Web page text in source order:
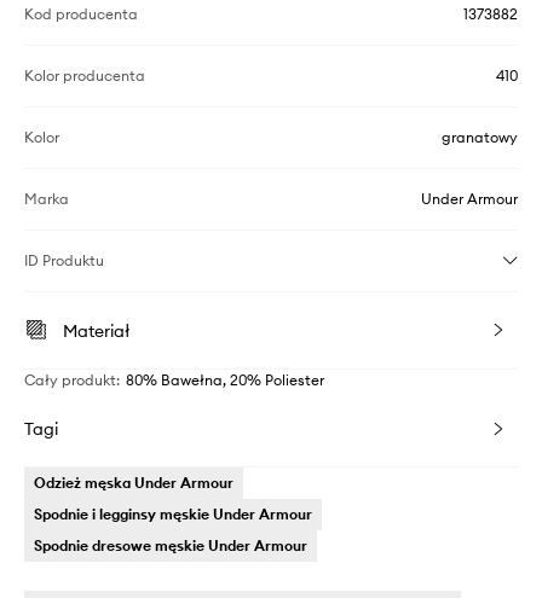
Kod producenta 1373882
Kolor producenta 410
Kolor granatowy
Marka Under Armour
ID Produktu
Materiał
Cały produkt: 80% Bawełna, 20% Poliester
Tagi
Odzież męska Under Armour
Spodnie i legginsy męskie Under Armour
Spodnie dresowe męskie Under Armour